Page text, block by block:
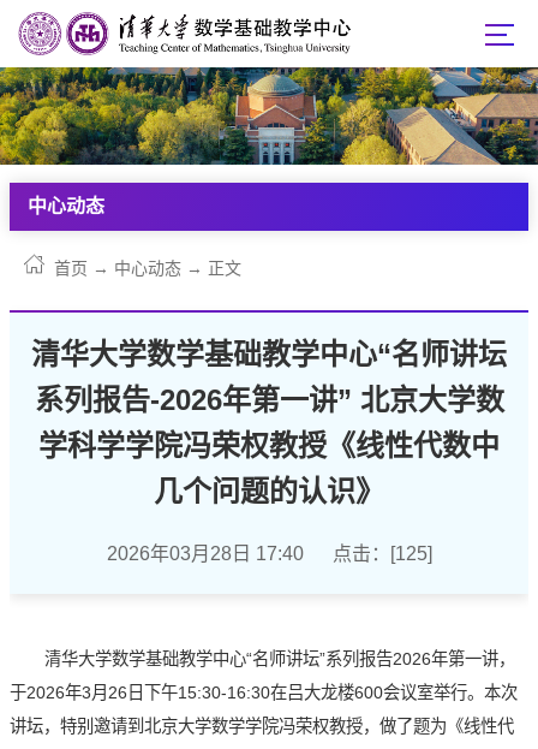
中心动态
首页 → 中心动态 → 正文
清华大学数学基础教学中心“名师讲坛
系列报告-2026年第一讲” 北京大学数
学科学学院冯荣权教授《线性代数中
几个问题的认识》
2026年03月28日 17:40 点击：[125]
清华大学数学基础教学中心“名师讲坛”系列报告2026年第一讲，
于2026年3月26日下午15:30-16:30在吕大龙楼600会议室举行。本次
讲坛，特别邀请到北京大学数学学院冯荣权教授，做了题为《线性代